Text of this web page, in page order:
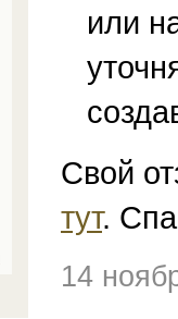
или
Свой
тут.
14